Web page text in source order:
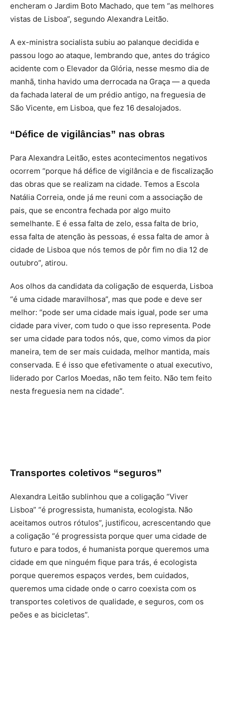
encheram o Jardim Boto Machado, que tem “as melhores
vistas de Lisboa”, segundo Alexandra Leitão.
A ex-ministra socialista subiu ao palanque decidida e
passou logo ao ataque, lembrando que, antes do trágico
acidente com o Elevador da Glória, nesse mesmo dia de
manhã, tinha havido uma derrocada na Graça — a queda
da fachada lateral de um prédio antigo, na freguesia de
São Vicente, em Lisboa, que fez 16 desalojados.
“Défice de vigilâncias” nas obras
Para Alexandra Leitão, estes acontecimentos negativos
ocorrem “porque há défice de vigilância e de fiscalização
das obras que se realizam na cidade. Temos a Escola
Natália Correia, onde já me reuni com a associação de
pais, que se encontra fechada por algo muito
semelhante. E é essa falta de zelo, essa falta de brio,
essa falta de atenção às pessoas, é essa falta de amor à
cidade de Lisboa que nós temos de pôr fim no dia 12 de
outubro”, atirou.
Aos olhos da candidata da coligação de esquerda, Lisboa
“é uma cidade maravilhosa”, mas que pode e deve ser
melhor: “pode ser uma cidade mais igual, pode ser uma
cidade para viver, com tudo o que isso representa. Pode
ser uma cidade para todos nós, que, como vimos da pior
maneira, tem de ser mais cuidada, melhor mantida, mais
conservada. E é isso que efetivamente o atual executivo,
liderado por Carlos Moedas, não tem feito. Não tem feito
nesta freguesia nem na cidade”.
Transportes coletivos “seguros”
Alexandra Leitão sublinhou que a coligação “Viver
Lisboa” “é progressista, humanista, ecologista. Não
aceitamos outros rótulos”, justificou, acrescentando que
a coligação “é progressista porque quer uma cidade de
futuro e para todos, é humanista porque queremos uma
cidade em que ninguém fique para trás, é ecologista
porque queremos espaços verdes, bem cuidados,
queremos uma cidade onde o carro coexista com os
transportes coletivos de qualidade, e seguros, com os
peões e as bicicletas”.